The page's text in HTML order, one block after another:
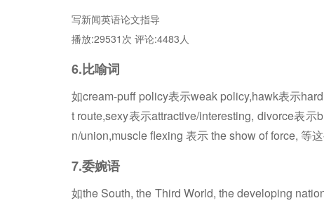
写新闻英语论文指导
播放:29531次 评论:4483人
6.比喻词
如cream-puff policy表示weak policy,hawk表示
t route,sexy表示attractive/interesting, divorce表
n/union,muscle flexing 表示 the show of force, 等
7.委婉语
如the South, the Third World, the developing